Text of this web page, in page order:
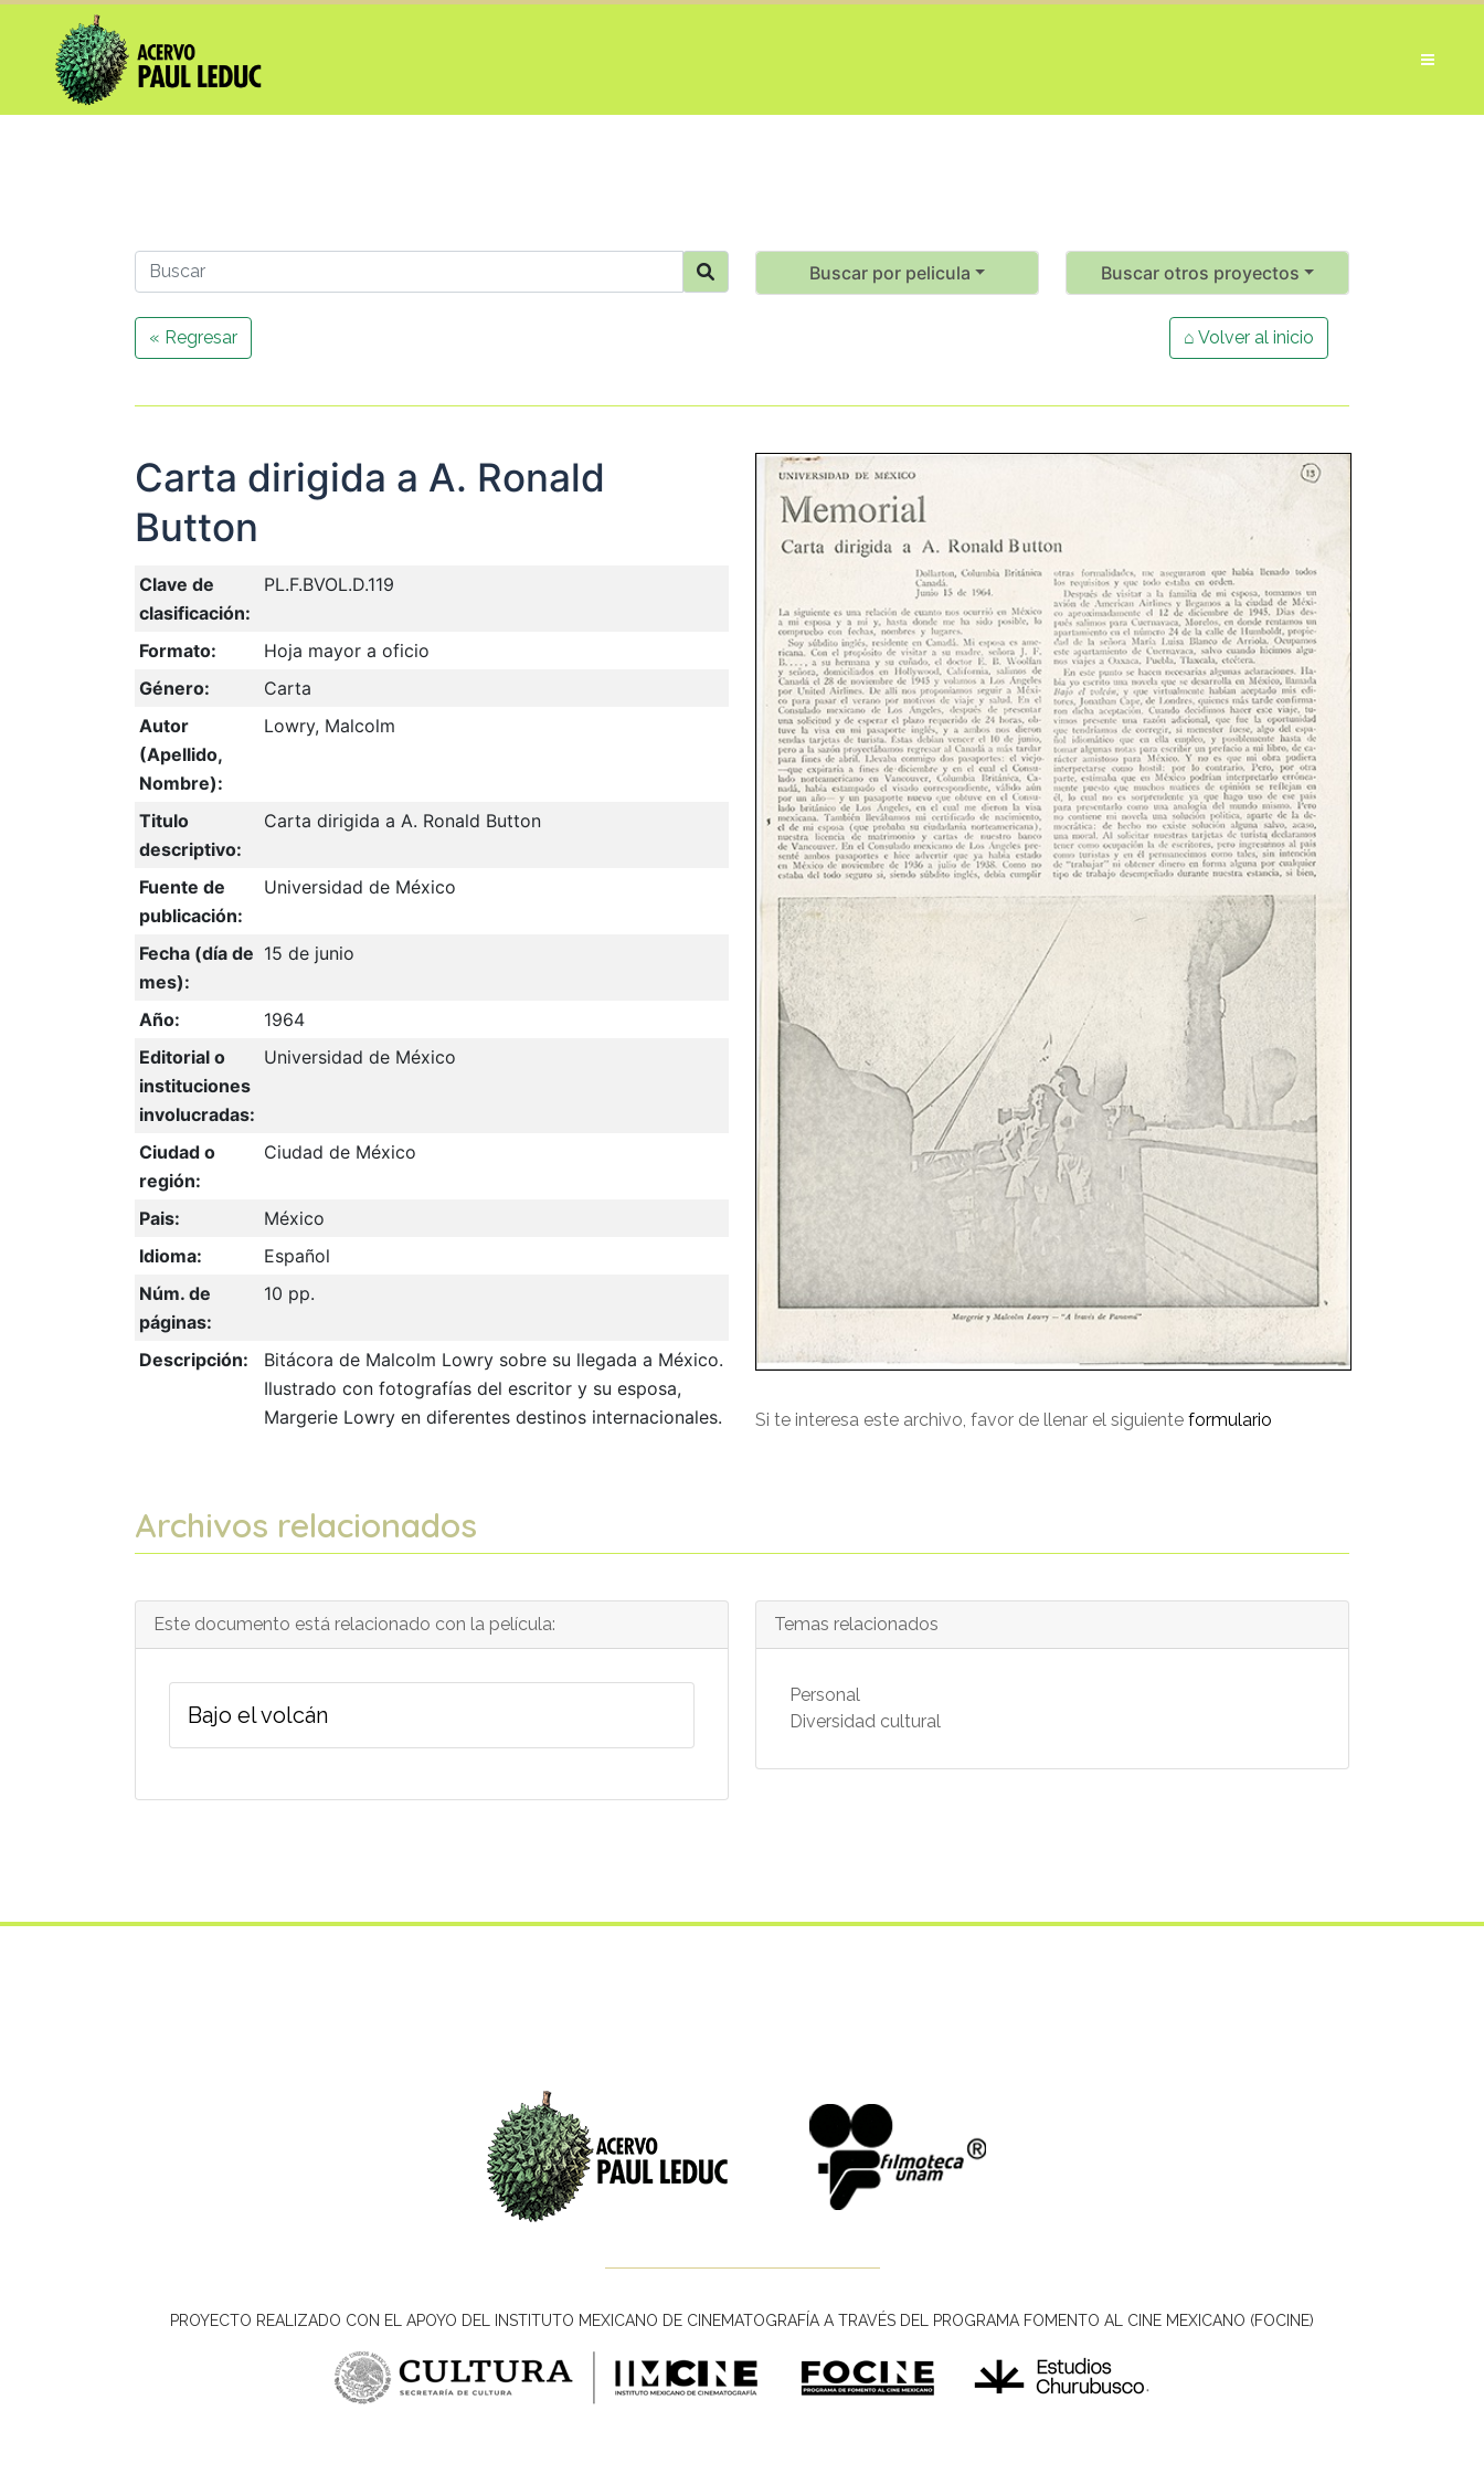
Buscar por pelicula Buscar otros proyectos
« Regresar ⌂ Volver al inicio
Carta dirigida a A. Ronald
Button
Clave de
clasificación:
PL.F.BVOL.D.119
Formato:
Hoja mayor a oficio
Género:
Carta
Autor
(Apellido,
Nombre):
Lowry, Malcolm
Titulo
descriptivo:
Carta dirigida a A. Ronald Button
Fuente de
publicación:
Universidad de México
Fecha (día de
mes):
15 de junio
Año:
1964
Editorial o
instituciones
involucradas:
Universidad de México
Ciudad o
región:
Ciudad de México
Pais:
México
Idioma:
Español
Núm. de
páginas:
10 pp.
Descripción:
Bitácora de Malcolm Lowry sobre su llegada a México.
Ilustrado con fotografías del escritor y su esposa,
Margerie Lowry en diferentes destinos internacionales.
Si te interesa este archivo, favor de llenar el siguiente formulario
Archivos relacionados
Este documento está relacionado con la película:
Bajo el volcán
Temas relacionados
Personal
Diversidad cultural
PROYECTO REALIZADO CON EL APOYO DEL INSTITUTO MEXICANO DE CINEMATOGRAFÍA A TRAVÉS DEL PROGRAMA FOMENTO AL CINE MEXICANO (FOCINE)